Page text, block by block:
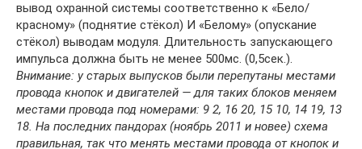
вывод охранной системы соответственно к «Бело/
красному» (поднятие стёкол) И «Белому» (опускание
стёкол) выводам модуля. Длительность запускающего
импульса должна быть не менее 500мс. (0,5сек.).
Внимание: у старых выпусков были перепутаны местами
провода кнопок и двигателей — для таких блоков меняем
местами провода под номерами: 9 2, 16 20, 15 10, 14 19, 13
18. На последних пандорах (ноябрь 2011 и новее) схема
правильная, так что менять местами провода от кнопок и